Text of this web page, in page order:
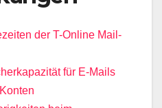
der T-Online Mail-
für E-Mails